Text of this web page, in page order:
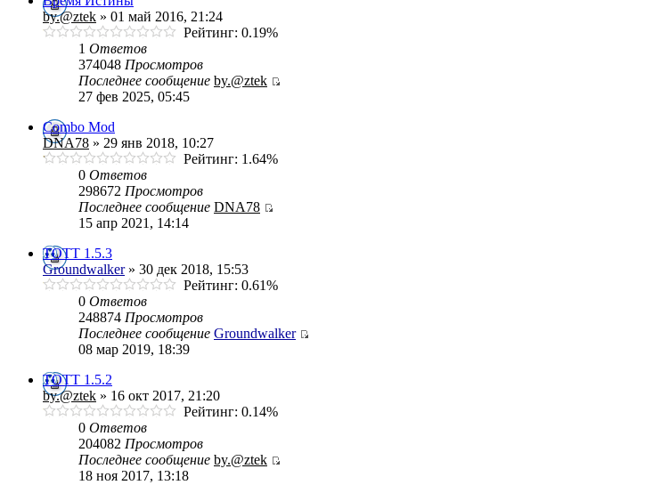
by.@ztek » 01 май 2016, 21:24
Рейтинг: 0.19%
1 Ответов
374048 Просмотров
Последнее сообщение by.@ztek
27 фев 2025, 05:45
Combo Mod
DNA78 » 29 янв 2018, 10:27
Рейтинг: 1.64%
0 Ответов
298672 Просмотров
Последнее сообщение DNA78
15 апр 2021, 14:14
ТОТТ 1.5.3
Groundwalker» 30 дек 2018, 15:53
Рейтинг: 0.61%
0 Ответов
248874 Просмотров
Последнее сообщение Groundwalker
08 мар 2019, 18:39
TOTT 1.5.2
by.@ztek » 16 окт 2017, 21:20
Рейтинг: 0.14%
0 Ответов
204082 Просмотров
Последнее сообщение by.@ztek
18 ноя 2017, 13:18